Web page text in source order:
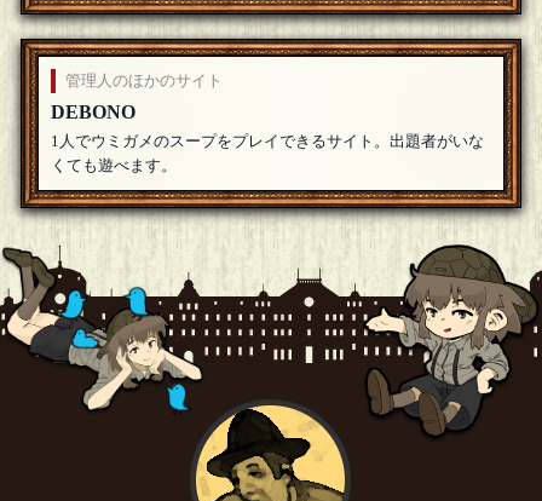
よろしくお願いいたします。答えを知っている方はロムでお
願いします。[18年07月02日 22:41]
管理人のほかのサイト
DEBONO
1人でウミガメのスープをプレイできるサイト。出題者がいな
くても遊べます。